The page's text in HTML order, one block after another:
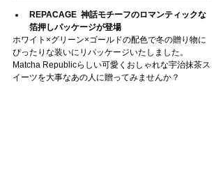
REPACAGE  神話モチーフのロマンティックな
箔押しパッケージが登場
ホワイト×グリーン×ゴールドの配色で冬の贈り物に
ぴったりな装いにリパッケージいたしました。
Matcha Republicらしい可愛くおしゃれな宇治抹茶ス
イーツを大事なあの人に贈ってみませんか？